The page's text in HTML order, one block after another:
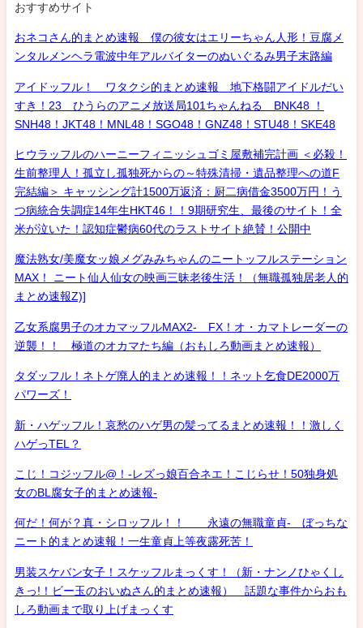
おすすめサイト
おネコさん的まとめ速報 僕の彼女はエリーちゃん人形！豆腐メ
ンタルメンヘラ電波中年アルバイターのぬいぐるみ男子末路編
アイドッフル！ ワタクシ的まとめ速報 地下格闘アイドルだい
すき！23 ひうらのアニメ放送局101ちゃんねる BNK48 ！
SNH48！JKT48！MNL48！SGO48！GNZ48！STU48！SKE48
ヒウラッフルのハーニーフィニッシュゴミ屋敷補完計画 ＜必殺！
生前整理人！孤立し孤独死からの～特殊清掃・遺品整理への道F
完結編＞ キャッシング計1500万返済：厨二病借金3500万円！う
つ病統合失調症14年生HKT46！！9期研究生、最後のサイト！全
米が泣いた！認知症鬱病60代のラストサイト絶賛！公開中
魔法熟女/美魔女ッ娘メグみみちゃんのニートッフルステーション
MAX！ ニート仙人仙女の映画三昧老後生活！（無職孤独居老人的
まとめ速報Z)]
乙女系腐男子のオカマッフルMAX2- FX！オ・カマトレーダーの
逆襲！！ 極道のオカマたち編（おもしろ動画まとめ速報）
タダッフル！ネトゲ廃人的まとめ速報！！ネット乞食DE2000万
パワーズ！
新・ハゲッフル！哀愁のハゲ男の髪ってるまとめ速報！！激しく
ハゲっTEL？
こじ！コジッフル@！-レズっ娘百合ネエ！こじらせ！50独身処
女のBL腐女子的まとめ速報-
何だ！何が？真・シロッフル！！ 永遠の無職童貞- ぼっちな
ニート的まとめ速報！一生童貞上等夜露死苦！
男装スケバン女子！スケッフルまっくす！（新・ナンノひゃくし
きっ!！ビー玉のおいぬさん的まとめ速報） 話題な事件からおも
しろ動画まで取り上げまっくす